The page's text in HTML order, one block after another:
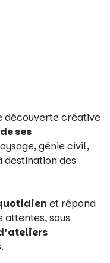
découverte créative
ses
génie civil,
destination des
et répond
attentes, sous